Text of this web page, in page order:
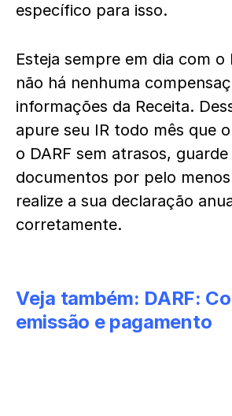
específico para isso.
Esteja sempre em dia com o
não há nenhuma
informações da Receita.
apure seu IR todo mês que
o DARF sem atrasos, guarde
documentos por pelo
realize a sua declaração
corretamente.
Veja também: DARF:
emissão e pagamento